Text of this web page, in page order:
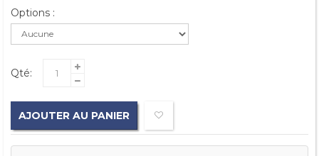
Options :
Qté:
AJOUTER AU PANIER